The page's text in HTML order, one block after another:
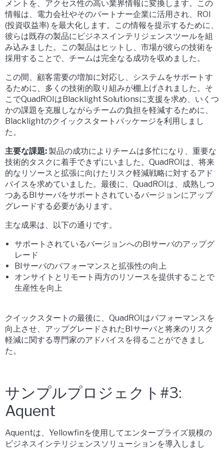
メントを、アクセス性の高い業界情報に変換します。この
情報は、電力会社やそのパートナー企業に活用され、ROI
(投資収益率) を最大化します。この情報を提示するために、
彼らは既存の製品にビジネスインテリジェンスツールを組
み込みました。この製品はヒットし、市場が彼らの技術を
採用することで、チームは完全なる成功を収めました。
この間、顧客需要の増加に対応し、システムをサポートす
るために、多くの技術的取り組みが棚上げされました。そ
こでQuadROIはBlacklight Solutionsに支援を求め、いくつ
かの課題を克服しながらチームの負担を軽減するために、
Blacklightのクイックスタートパッケージを利用しまし
た。
主要な課題:製品の成功によりチームは多忙になり、重要な
技術的タスクに着手できずにいました。QuadROIは、将来
的なリソースと拡張に向けたリスク軽減戦略に対するアド
バイスを求めていました。最後に、QuadROIは、成熟しつ
つあるBIサーバをサポートされているバージョンにアップ
グレードする必要があります。
主な成果は、以下の通りです。
サポートされているバージョンへのBIサーバのアップグ
レード
BIサーバのパフォーマンスと拡張性の向上
オンサイトとリモート両方のリソースを提供することで
生産性を向上
クイックスタートの最後に、QuadROIはパフォーマンスを
向上させ、アップグレードされたBIサーバと将来のリスク
軽減に関する専門家のアドバイスを得ることができまし
た。
サンプルプロジェクト#3:
Aquent
Aquentは、Yellowfinを使用してエンタープライズ規模の
ビジネスインテリジェンスソリューションを導入しまし